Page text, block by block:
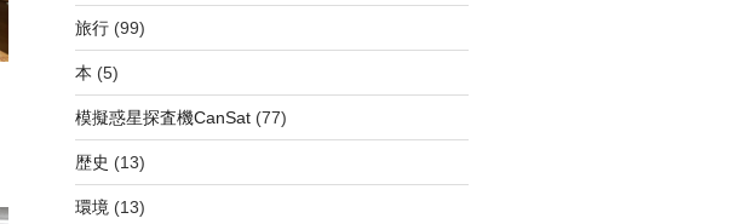
旅行(99)
本 (5)
模擬惑星探査機CanSat(77)
歴史 (13)
環境(13)